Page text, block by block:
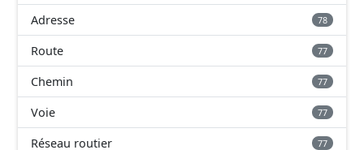
Adresse 78
Route 77
Chemin 77
Voie 77
Réseau routier 77